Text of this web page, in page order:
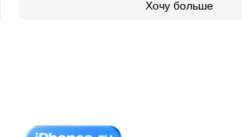
Хочу больше